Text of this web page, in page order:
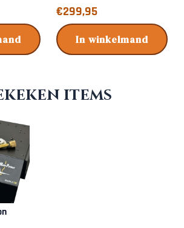
Prijs: 299,95
€299,95
In winkelmand
items